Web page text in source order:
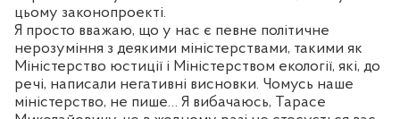
цьому законопроекті.
Я просто вважаю, що у нас є певне політичне
нерозуміння з деякими міністерствами, такими як
Міністерство юстиції і Міністерством екології, які, до
речі, написали негативні висновки. Чомусь наше
міністерство, не пише… Я вибачаюсь, Тарасе